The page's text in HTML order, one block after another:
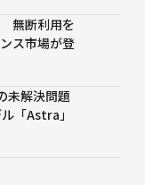
無断利用を
ス市場が登
未解決問題
「Astra」